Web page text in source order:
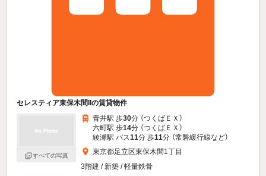
セレスティア東保木間IIの賃貸物件
すべての写真
青井駅 歩30分 （つくばＥＸ）
六町駅 歩14分 （つくばＥＸ）
綾瀬駅 バス11分 歩11分 （常磐緩行線など）
東京都足立区東保木間1丁目
3階建 / 新築 / 軽量鉄骨